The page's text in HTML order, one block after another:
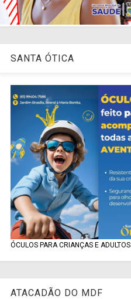
SANTA ÓTICA
ÓCULOS PARA CRIANÇAS E ADULTOS
ATACADÃO DO MDF